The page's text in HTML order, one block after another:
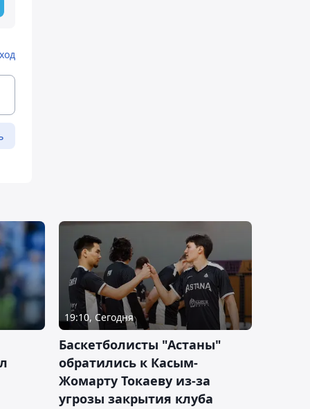
19:10, Сегодня
Баскетболисты "Астаны"
обратились к Касым-
Жомарту Токаеву из-за
угрозы закрытия клуба